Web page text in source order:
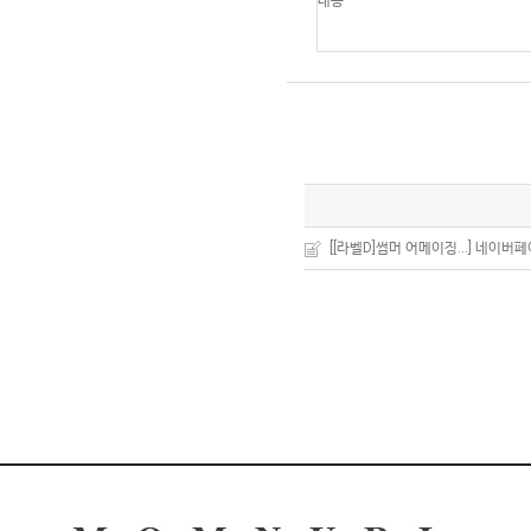
[[라벨D]썸머 어메이징...] 네이버페